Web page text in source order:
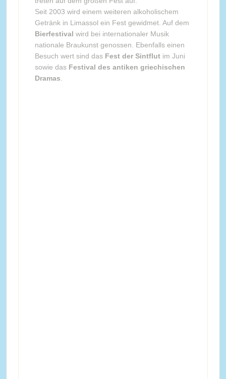
Seit 2003 wird einem weiteren alkoholischem
Getränk in Limassol ein Fest gewidmet. Auf dem
Bierfestival wird bei internationaler Musik
nationale Braukunst genossen. Ebenfalls einen
Besuch wert sind das Fest der Sintflutim Juni
sowie das Festival des antiken griechischen
Dramas.